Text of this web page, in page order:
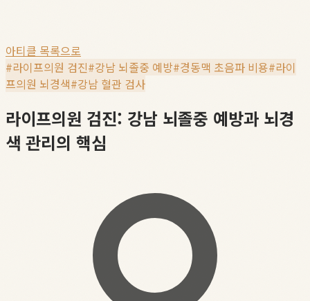
아티클 목록으로
#라이프의원 검진#강남 뇌졸중 예방#경동맥 초음파 비용#라이
프의원 뇌경색#강남 혈관 검사
라이프의원 검진: 강남 뇌졸중 예방과 뇌경
색 관리의 핵심